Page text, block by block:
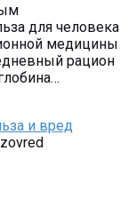
для человека
медицины
рацион
и вред